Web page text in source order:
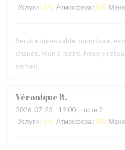
Услуги : 5/5 Атмосфера : 5/5
Service impeccable, nourriture,
chaude. Rien à redire. Nous y
certain.
VéroniqueB
2026-07-23 - 19:00 - гости 2
Услуги : 5/5 Атмосфера : 3/5